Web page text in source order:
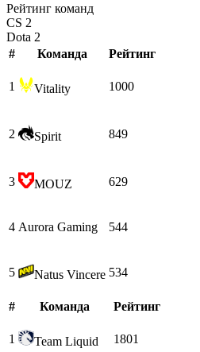
Рейтинг команд
CS 2
Dota 2
#
Команда Рейтинг
1 Vitality 1000
2 Spirit 849
3 MOUZ 629
4 Aurora Gaming 544
5 Natus Vincere 534
# Команда Рейтинг
1 Team Liquid 1801